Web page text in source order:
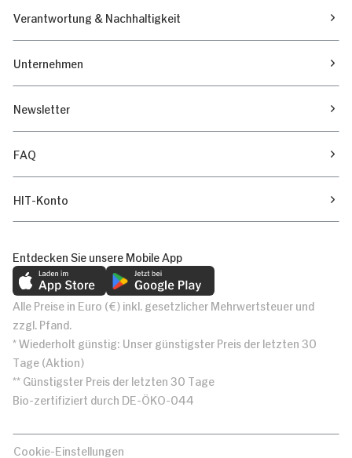
Verantwortung & Nachhaltigkeit
Unternehmen
Newsletter
FAQ
HIT-Konto
Entdecken Sie unsere Mobile App
Alle Preise in Euro (€) inkl. gesetzlicher Mehrwertsteuer und
zzgl. Pfand.
* Wiederholt günstig: Unser günstigster Preis der letzten 30
Tage (Aktion)
** Günstigster Preis der letzten 30 Tage
Bio-zertifiziert durch DE-ÖKO-044
Cookie-Einstellungen